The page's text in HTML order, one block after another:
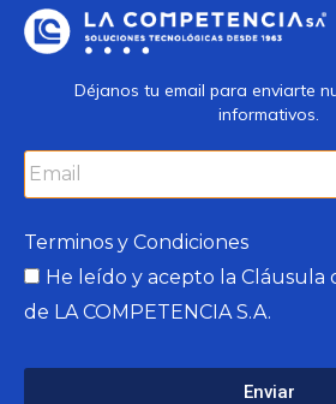
Déjanos tu email para enviarte
informativos.
Terminos y Condiciones
He leído y acepto la Cláusula
de LA COMPETENCIA S.A.
Enviar